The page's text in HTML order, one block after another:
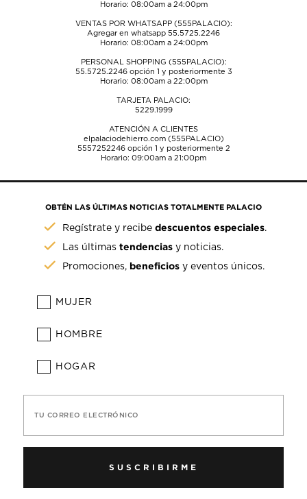
Horario: 08:00am a 24:00pm
VENTAS POR WHATSAPP (555PALACIO):
Agregar en whatsapp 55.5725.2246
Horario: 08:00am a 24:00pm
PERSONAL SHOPPING (555PALACIO):
55.5725.2246opción 1 y posteriormente 3
Horario: 08:00am a 22:00pm
TARJETA PALACIO:
5229.1999
ATENCIÓN A CLIENTES
elpalaciodehierro.com (555PALACIO)
5557252246opción 1 y posteriormente 2
Horario: 09:00am a 21:00pm
OBTÉN LAS ÚLTIMAS NOTICIAS TOTALMENTE PALACIO
Regístrate y recibedescuentos especiales.
Las últimastendencias y noticias.
Promociones, beneficios y eventos únicos.
MUJER
HOMBRE
HOGAR
TU CORREO ELECTRÓNICO
SUSCRIBIRME